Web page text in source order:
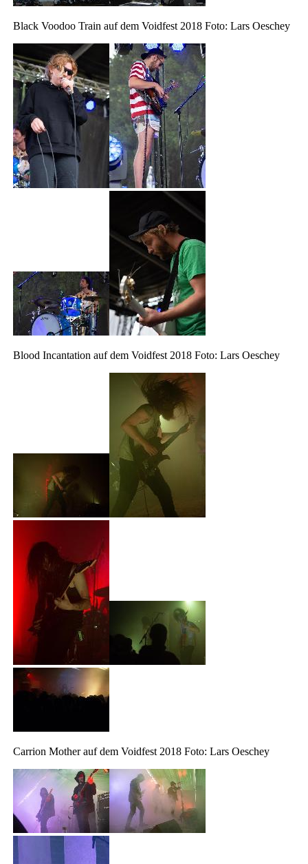
Black Voodoo Train auf dem Voidfest 2018 Foto: Lars Oeschey
Blood Incantation auf dem Voidfest 2018 Foto: Lars Oeschey
Carrion Mother auf dem Voidfest 2018 Foto: Lars Oeschey